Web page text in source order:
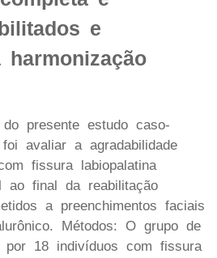
e
presente estudo caso-
avaliar a agradabilidade
fissura labiopalatina
ao final da reabilitação
a preenchimentos faciais
Métodos: O grupo de
por 18 indivíduos com fissura